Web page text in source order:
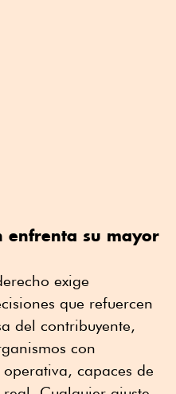
enfrenta su mayor
exige
que refuercen
del contribuyente,
con
capaces de